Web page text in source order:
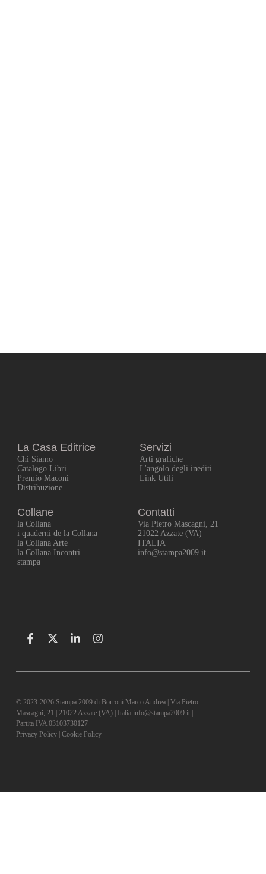
La Casa Editrice
Chi Siamo
Catalogo Libri
Premio Maconi
Distribuzione
Servizi
Arti grafiche
L'angolo degli inediti
Link Utili
Collane
la Collana
i quaderni de la Collana
la Collana Arte
la Collana Incontri
stampa
Contatti
Via Pietro Mascagni, 21
21022 Azzate (VA)
ITALIA
info@stampa2009.it
© 2023-2026 Stampa 2009 di Borroni Marco Andrea | Via Pietro
Mascagni, 21 | 21022 Azzate (VA) | Italia info@stampa2009.it |
Partita IVA 03103730127
Privacy Policy| Cookie Policy